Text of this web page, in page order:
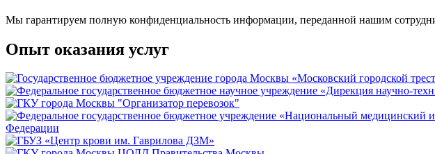
Мы гарантируем полную конфиденциальность информации, переданной нашим
Опыт оказания услуг